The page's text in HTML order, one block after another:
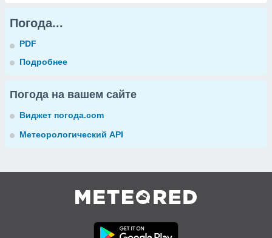
Погода...
PDF
Подробнее
Погода на вашем сайте
Виджет погода.com
Метеорологический API